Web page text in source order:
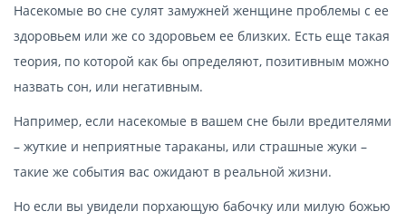
Насекомые во сне сулят замужней женщине проблемы с ее
здоровьем или же со здоровьем ее близких. Есть еще такая
теория, по которой как бы определяют, позитивным можно
назвать сон, или негативным.
Например, если насекомые в вашем сне были вредителями
– жуткие и неприятные тараканы, или страшные жуки –
такие же события вас ожидают в реальной жизни.
Но если вы увидели порхающую бабочку или милую божью